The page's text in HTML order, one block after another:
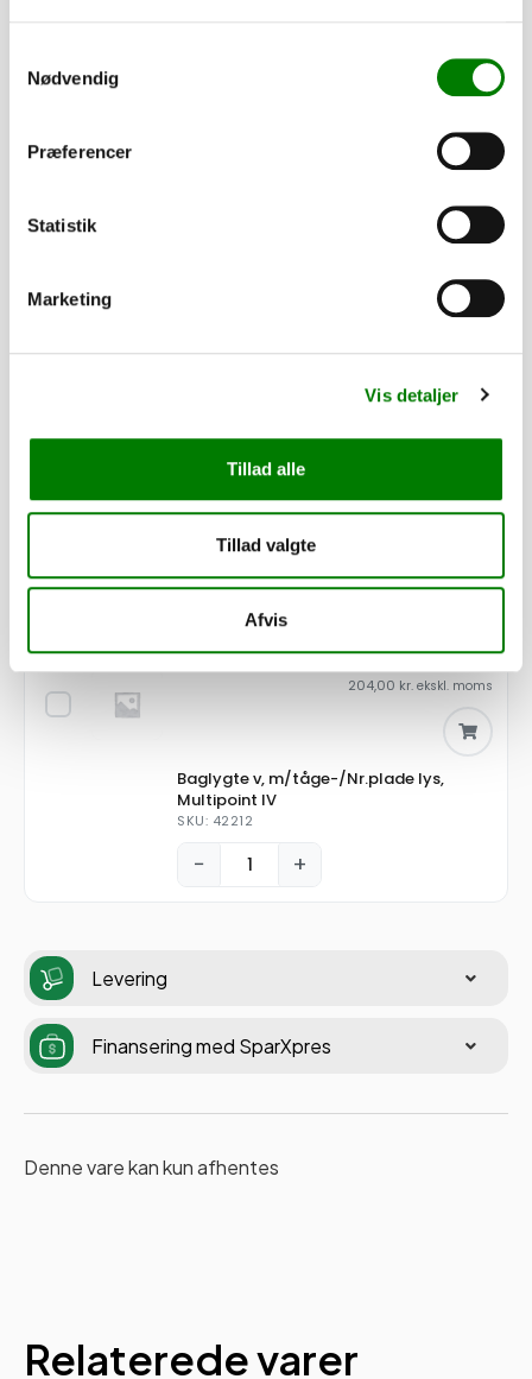
Nødvendig
Præferencer
Statistik
Marketing
Vis detaljer
Tillad alle
Tillad valgte
Afvis
Tilvalg
monteret, mens presenninger og lignende leveres løst.
Påløbsbremse KF13/E GF
SKU: 10128E
− +
2.484,00kr. ekskl. moms
Baglygte v, m/tåge-/Nr.plade lys,
Multipoint IV
SKU: 42212
− +
204,00 kr. ekskl. moms
Levering
Finansering med SparXpres
Denne vare kan kun afhentes
Relaterede varer